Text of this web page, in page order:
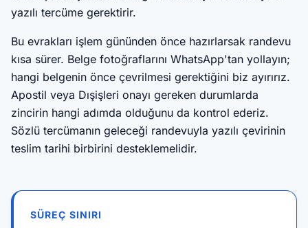
yazılı tercüme gerektirir.
Bu evrakları işlem gününden önce hazırlarsak randevu
kısa sürer. Belge fotoğraflarını WhatsApp'tan yollayın;
hangi belgenin önce çevrilmesi gerektiğini biz ayırırız.
Apostil veya Dışişleri onayı gereken durumlarda
zincirin hangi adımda olduğunu da kontrol ederiz.
Sözlü tercümanın geleceği randevuyla yazılı çevirinin
teslim tarihi birbirini desteklemelidir.
SÜREÇ SINIRI